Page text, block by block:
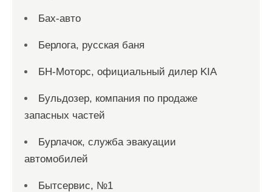
Бах-авто
Берлога, русская баня
БН-Моторс, официальный дилер KIA
Бульдозер, компания по продаже
запасных частей
Бурлачок, служба эвакуации
автомобилей
Бытсервис, №1